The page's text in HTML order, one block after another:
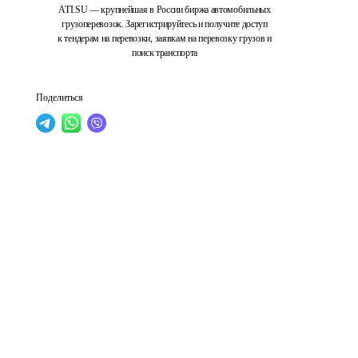
ATI.SU — крупнейшая в России биржа автомобильных
грузоперевозок. Зарегистрируйтесь и получите доступ
к тендерам на перевозки, заявкам на перевозку грузов и
поиск транспорта
Поделиться